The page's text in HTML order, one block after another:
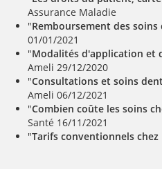
Assurance Maladie
"Remboursement des
01/01/2021
"Modalités d'application et
Ameli 29/12/2020
"Consultations et soins
Ameli 06/12/2021
"Combien coûte les soins
Santé 16/11/2021
"Tarifs conventionnels